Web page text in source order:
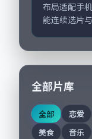
布局适配手
能连续选片与
全部片库
全部 恋爱
美食
音乐